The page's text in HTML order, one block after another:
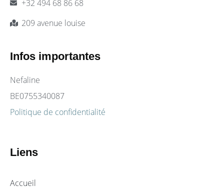
+32 494 68 86 68
209 avenue louise
Infos importantes​
Nefaline
BE0755340087
Politique de confidentialité
Liens
Accueil